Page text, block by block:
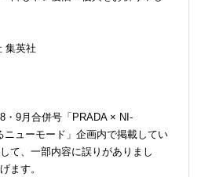
集英社
・9月合併号「PRADA × NI-
ューモード」企画内で掲載してい
て、一部内容に誤りがありまし
ます。